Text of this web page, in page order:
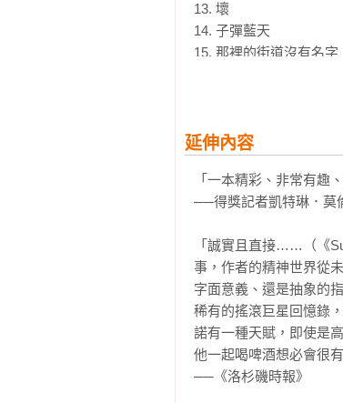
13. 壞
14. 子彈藍天
15. 那裡的街道沒有名字
第二部分
18. 誰會騎你的野馬
19. 直到世界末日
21. 蒼蠅
22. 甚至比實實在在更好
23. 神秘的架勢
24. 困在那一刻
25. 醒來吧，死去的人
26. 表演家
27. 驕傲（以愛情之名）
延伸內容
「一本精彩、非常有趣
──得獎記者凱特琳．莫
「誠實且直接……（《
事，作者的精神世界從
字面意義、還是抽象的
稀有的搖滾巨星回憶錄
諾有一種天賦，即使是
他一起喝啤酒想必會很
──《洛杉磯時報》